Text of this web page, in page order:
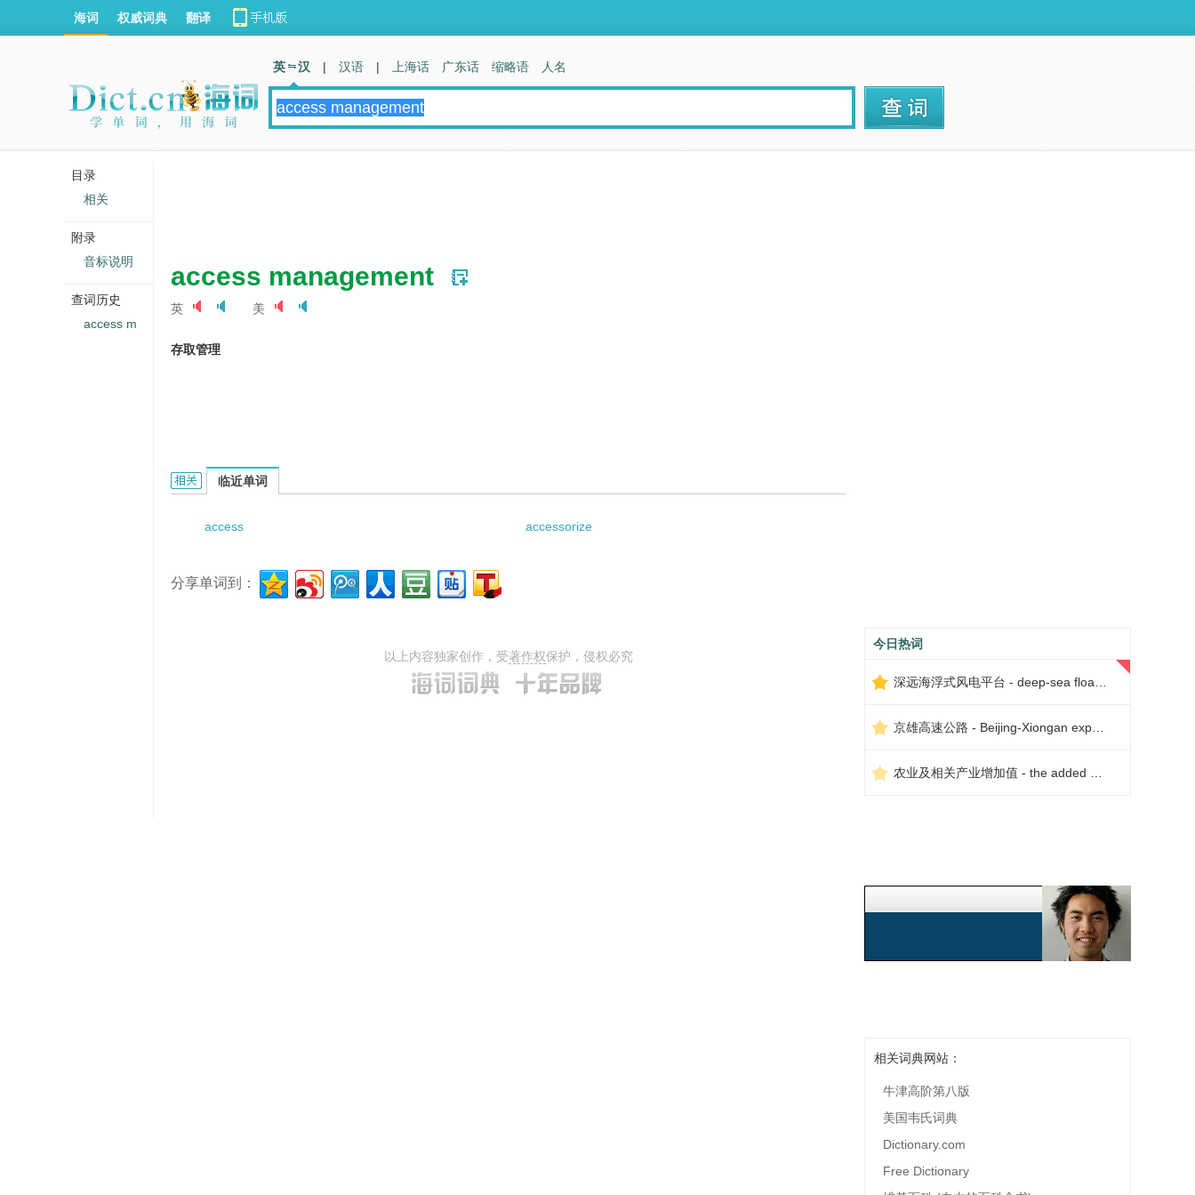
access management
英 美
存取管理
access management的相关资料：
临近单词
access accessorize
分享单词到：
以上内容独家创作，受著作权保护，侵权必究
今日热词
相关词典网站：
牛津高阶第八版
美国韦氏词典
Dictionary.com
Free Dictionary
海词 权威词典 翻译
英 汉 | 汉语 | 上海话 广东话 缩略语 人名
目录
相关
附录
音标说明
查词历史
access m